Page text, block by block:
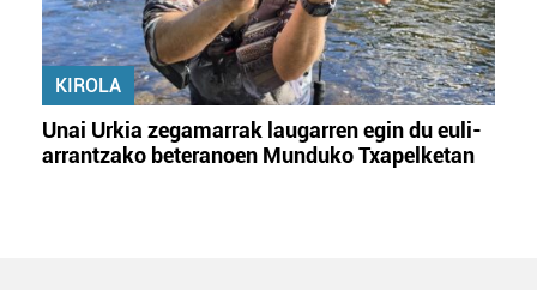
KIROLA
Unai Urkia zegamarrak laugarren egin du euli-
arrantzako beteranoen Munduko Txapelketan